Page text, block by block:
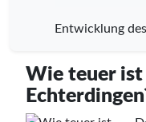
Entwicklung
Wie teuer ist